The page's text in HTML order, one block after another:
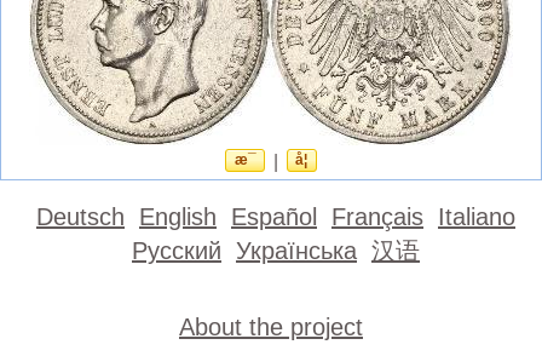
æ¯ å¦
Deutsch English Español Français Italiano
Русский Українська 汉语
About the project